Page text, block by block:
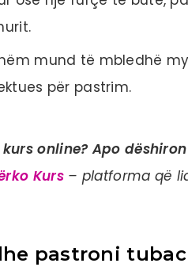
mund të mbledhë
për pastrim.
kurs online? Apo
Kurs– platforma që
pastroni